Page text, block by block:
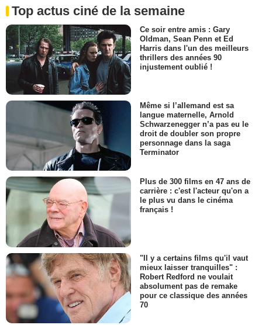
Top actus ciné de la semaine
Ce soir entre amis : Gary
Oldman, Sean Penn et Ed
Harris dans l'un des meilleurs
thrillers des années 90
injustement oublié !
Même si l’allemand est sa
langue maternelle, Arnold
Schwarzenegger n’a pas eu le
droit de doubler son propre
personnage dans la saga
Terminator
Plus de 300 films en 47 ans de
carrière : c'est l'acteur qu'on a
le plus vu dans le cinéma
français !
"Il y a certains films qu'il vaut
mieux laisser tranquilles" :
Robert Redford ne voulait
absolument pas de remake
pour ce classique des années
70